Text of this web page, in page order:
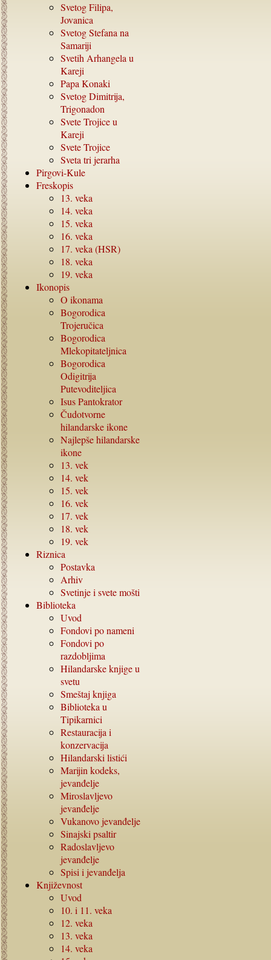
Svetog Filipa,
Jovanica
Svetog Stefana na
Samariji
Svetih Arhangela u
Kareji
Papa Konaki
Svetog Dimitrija,
Trigonadon
Svete Trojice u
Kareji
Svete Trojice
Sveta tri jerarha
Pirgovi-Kule
Freskopis
13. veka
14. veka
15. veka
16. veka
17. veka (HSR)
18. veka
19. veka
Ikonopis
O ikonama
Bogorodica
Trojeručica
Bogorodica
Mlekopitateljnica
Bogorodica
Odigitrija
Putevoditeljica
Isus Pantokrator
Čudotvorne
hilandarske ikone
Najlepše hilandarske
ikone
13. vek
14. vek
15. vek
16. vek
17. vek
18. vek
19. vek
Riznica
Postavka
Arhiv
Svetinje i svete mošti
Biblioteka
Uvod
Fondovi po nameni
Fondovi po
razdobljima
Hilandarske knjige u
svetu
Smeštaj knjiga
Biblioteka u
Tipikarnici
Restauracija i
konzervacija
Hilandarski listići
Marijin kodeks,
jevanđelje
Miroslavljevo
jevanđelje
Vukanovo jevanđelje
Sinajski psaltir
Radoslavljevo
jevanđelje
Spisi i jevanđelja
Književnost
Uvod
10. i 11. veka
12. veka
13. veka
14. veka